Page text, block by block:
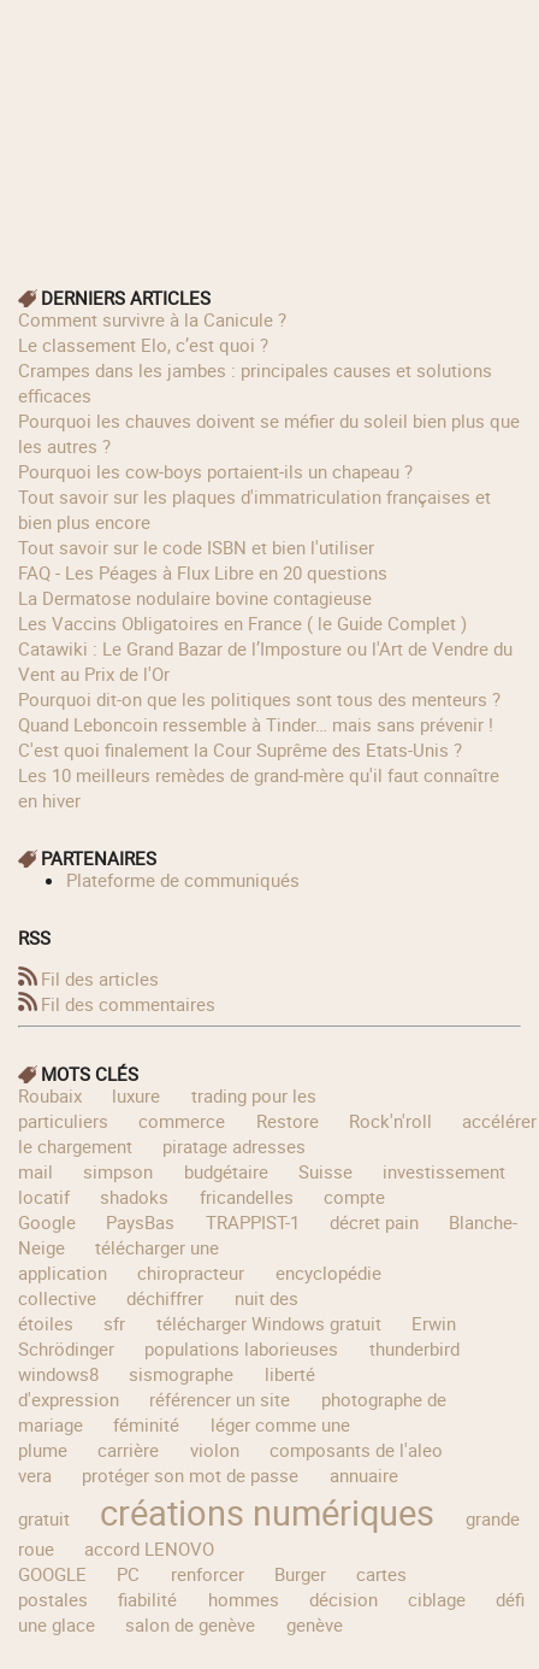
DERNIERS ARTICLES
Comment survivre à la Canicule ?
Le classement Elo, c’est quoi ?
Crampes dans les jambes : principales causes et solutions
efficaces
Pourquoi les chauves doivent se méfier du soleil bien plus que
les autres ?
Pourquoi les cow‑boys portaient‑ils un chapeau ?
Tout savoir sur les plaques d'immatriculation françaises et
bien plus encore
Tout savoir sur le code ISBN et bien l'utiliser
FAQ - Les Péages à Flux Libre en 20 questions
La Dermatose nodulaire bovine contagieuse
Les Vaccins Obligatoires en France ( le Guide Complet )
Catawiki : Le Grand Bazar de l’Imposture ou l'Art de Vendre du
Vent au Prix de l'Or
Pourquoi dit-on que les politiques sont tous des menteurs ?
Quand Leboncoin ressemble à Tinder… mais sans prévenir !
C'est quoi finalement la Cour Suprême des Etats-Unis ?
Les 10 meilleurs remèdes de grand-mère qu'il faut connaître
en hiver
PARTENAIRES
Plateforme de communiqués
RSS
Fil des articles
Fil des commentaires
MOTS CLÉS
Roubaix
luxure
trading pour les
particuliers
commerce Restore Rock'n'roll
accélérer
le chargement
piratage adresses
mail
simpson budgétaire Suisse
investissement
locatif
shadoks fricandelles
compte
Google
PaysBas TRAPPIST-1 décret pain
Blanche-
Neige
télécharger une
application
chiropracteur
encyclopédie
collective
déchiffrer
nuit des
étoiles
sfr télécharger Windows gratuit
Erwin
Schrödinger
populations laborieuses
thunderbird
windows8
sismographe
liberté
d'expression
référencer un site
photographe de
mariage
féminité
léger comme une
plume
carrière violon
composants de l'aleo
vera
protéger son mot de passe
annuaire
gratuit
créations numériques
grande
roue
accord LENOVO
GOOGLE
PC renforcer Burger
cartes
postales
fiabilité hommes décision ciblage
défi
une glace
salon de genève genève